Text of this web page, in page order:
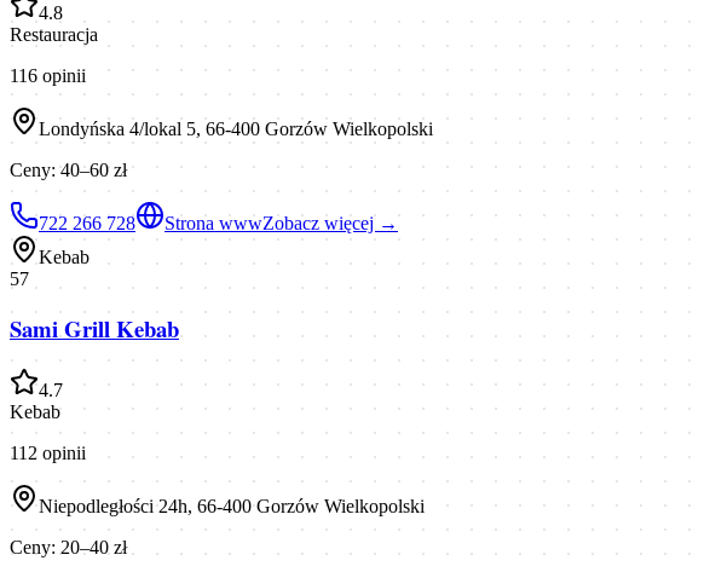
4.8
Restauracja
116 opinii
Londyńska 4/lokal 5, 66-400 Gorzów Wielkopolski
Ceny:40–60 zł
722 266 728 Strona wwwZobacz więcej →
Kebab
57
Sami Grill Kebab
4.7
Kebab
112 opinii
Niepodległości 24h, 66-400 Gorzów Wielkopolski
Ceny: 20–40 zł